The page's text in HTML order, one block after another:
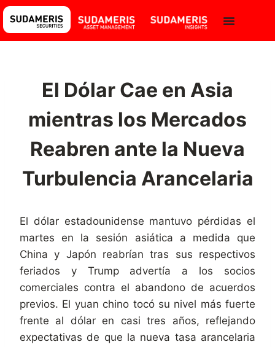
El Dólar Cae en Asia
mientras los Mercados
Reabren ante la Nueva
Turbulencia Arancelaria
El dólar estadounidense mantuvo pérdidas el
martes en la sesión asiática a medida que
China y Japón reabrían tras sus respectivos
feriados y Trump advertía a los socios
comerciales contra el abandono de acuerdos
previos. El yuan chino tocó su nivel más fuerte
frente al dólar en casi tres años, reflejando
expectativas de que la nueva tasa arancelaria